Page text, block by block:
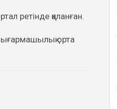
ретінде қаланған.
орта